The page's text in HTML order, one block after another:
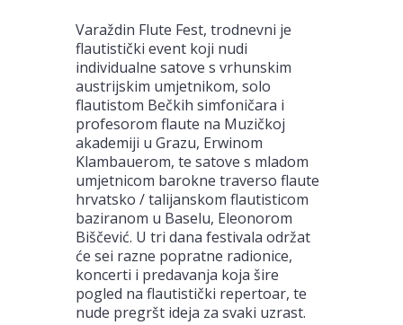
Varaždin Flute Fest, trodnevni je
flautistički event koji nudi
individualne satove s vrhunskim
austrijskim umjetnikom, solo
flautistom Bečkih simfoničara i
profesorom flaute na Muzičkoj
akademiji u Grazu, Erwinom
Klambauerom, te satove s mladom
umjetnicom barokne traverso flaute
hrvatsko / talijanskom flautisticom
baziranom u Baselu, Eleonorom
Biščević. U tri dana festivala održat
će sei razne popratne radionice,
koncerti i predavanja koja šire
pogled na flautistički repertoar, te
nude pregršt ideja za svaki uzrast.